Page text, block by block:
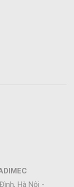
Hà Nội -